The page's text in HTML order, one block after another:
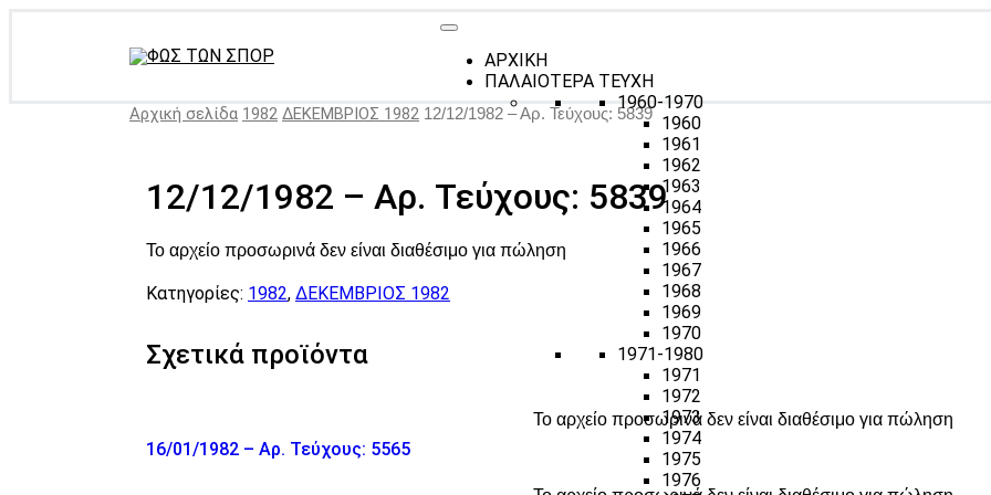
ΑΡΧΙΚΗ
ΠΑΛΑΙΟΤΕΡΑ ΤΕΥΧΗ
1960-1970
1960
1961
1962
1963
1964
1965
1966
1967
1968
1969
1970
1971-1980
1971
1972
1973
1974
1975
1976
Αρχική σελίδα 1982 ΔΕΚΕΜΒΡΙΟΣ 1982 12/12/1982 – Αρ. Τεύχους: 5839
12/12/1982 – Αρ. Τεύχους: 5839
Το αρχείο προσωρινά δεν είναι διαθέσιμο για πώληση
Κατηγορίες: 1982, ΔΕΚΕΜΒΡΙΟΣ 1982
Σχετικά προϊόντα
Το αρχείο προσωρινά δεν είναι διαθέσιμο για πώληση
16/01/1982 – Αρ. Τεύχους: 5565